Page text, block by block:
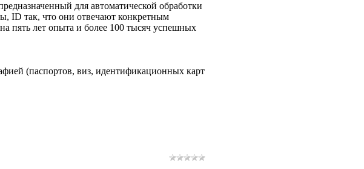
для автоматической обработки
ID так, что они отвечают конкретным
пять лет опыта и более 100 тысяч успешных
(паспортов, виз, идентификационных карт